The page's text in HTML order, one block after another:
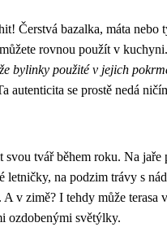
Čerstvá bazalka, máta nebo
rovnou použít v
bylinky použité v jejich
autenticita se prostě nedá
svou tvář během roku. Na jaře
letničky, na podzim trávy s
v zimě? I tehdy může terasa
ozdobenými světýlky.